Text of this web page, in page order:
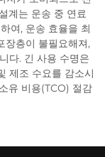
계는 운송 중 연료
여, 운송 효율을 최
장층이 불필요해져,
다. 긴 사용 수명은
제조 수요를 감소시
유 비용(TCO) 절감